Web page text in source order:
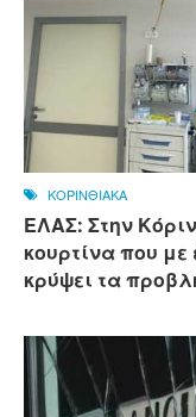
ΚΟΡΙΝΘΙΑΚΑ
ΕΛΑΣ: Στην
κουρτίνα που
κρύψει τα